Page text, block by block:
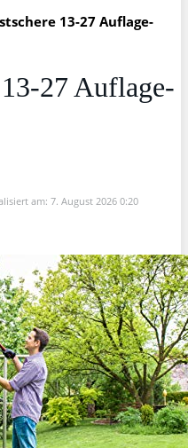
13-27 Auflage-
27 Auflage-
am: 7. August 2026 0:20